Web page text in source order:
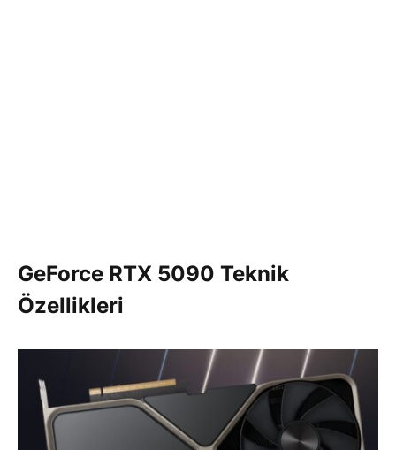
GeForce RTX 5090 Teknik
Özellikleri